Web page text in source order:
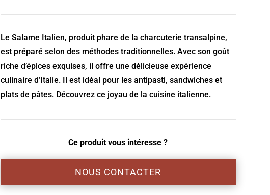
Le Salame Italien, produit phare de la charcuterie transalpine,
est préparé selon des méthodes traditionnelles. Avec son goût
riche d’épices exquises, il offre une délicieuse expérience
culinaire d’Italie. Il est idéal pour les antipasti, sandwiches et
plats de pâtes. Découvrez ce joyau de la cuisine italienne.
Ce produit vous intéresse ?
NOUS CONTACTER